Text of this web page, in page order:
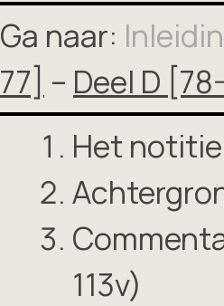
Ga naar:
77] – Deel D
Het
113v)